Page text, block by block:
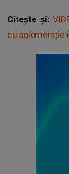
Citește și:
cu aglomerație